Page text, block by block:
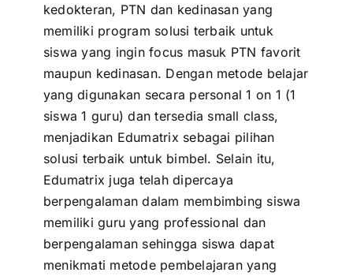
kedokteran, PTN dan kedinasan yang
memiliki program solusi terbaik untuk
siswa yang ingin focus masuk PTN favorit
maupun kedinasan. Dengan metode belajar
yang digunakan secara personal 1 on 1 (1
siswa 1 guru) dan tersedia small class,
menjadikan Edumatrix sebagai pilihan
solusi terbaik untuk bimbel. Selain itu,
Edumatrix juga telah dipercaya
berpengalaman dalam membimbing siswa
memiliki guru yang professional dan
berpengalaman sehingga siswa dapat
menikmati metode pembelajaran yang